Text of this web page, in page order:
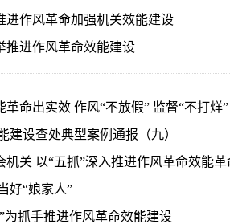
进作风革命加强机关效能建设
推进作风革命效能建设
命出实效 作风“不放假” 监督“不打烊”
建设查处典型案例通报（九）
机关 以“五抓”深入推进作风革命效能革
好“娘家人”
为抓手推进作风革命效能建设